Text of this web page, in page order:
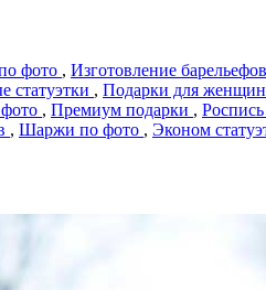
фото , Изготовление барельефов
статуэтки , Подарки для женщин
, Премиум подарки ,
, Шаржи по фото , Эконом